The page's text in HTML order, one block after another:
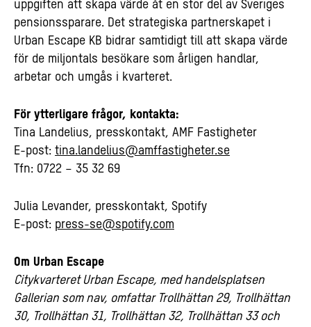
uppgiften att skapa värde åt en stor del av Sveriges
pensionssparare. Det strategiska partnerskapet i
Urban Escape KB bidrar samtidigt till att skapa värde
för de miljontals besökare som årligen handlar,
arbetar och umgås i kvarteret.
För ytterligare frågor, kontakta:
Tina Landelius, presskontakt, AMF Fastigheter
E-post: tina.landelius@amffastigheter.se
Tfn: 0722 – 35 32 69
Julia Levander, presskontakt, Spotify
E-post: press-se@spotify.com
Om Urban Escape
Citykvarteret Urban Escape, med handelsplatsen
Gallerian som nav, omfattar Trollhättan 29, Trollhättan
30, Trollhättan 31, Trollhättan 32, Trollhättan 33 och